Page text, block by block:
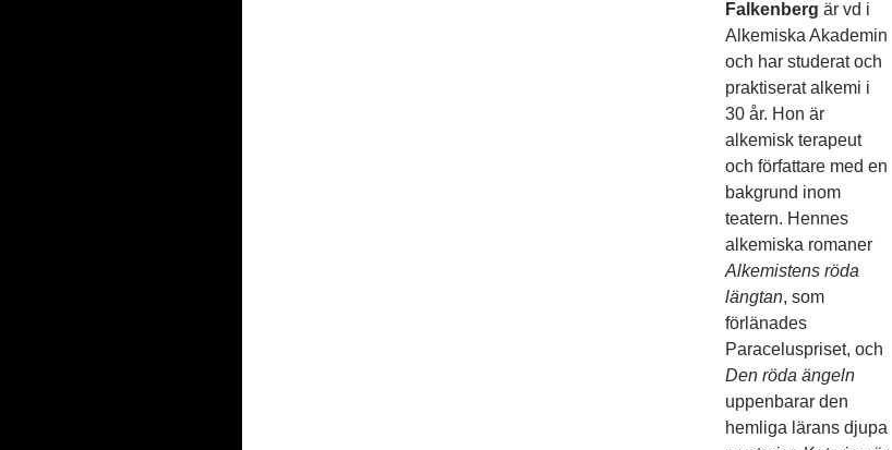
Falkenberg är vd i
Alkemiska Akademin
och har studerat och
praktiserat alkemi i
30 år. Hon är
alkemisk terapeut
och författare med en
bakgrund inom
teatern. Hennes
alkemiska romaner
Alkemistens röda
längtan, som
förlänades
Paraceluspriset, och
Den röda ängeln
uppenbarar den
hemliga lärans djupa